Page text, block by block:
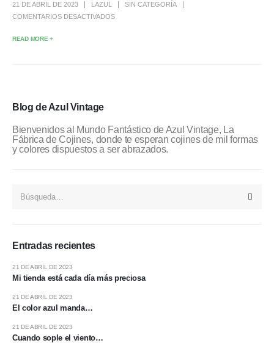
21 DE ABRIL DE 2023 LAZUL
SIN CATEGORÍA
COMENTARIOS DESACTIVADOS
READ MORE +
Blog de Azul Vintage
Bienvenidos al Mundo Fantástico de Azul Vintage, La
Fábrica de Cojines, donde te esperan cojines de mil formas
y colores dispuestos a ser abrazados.
Entradas recientes
Mi tienda está cada día más preciosa
21 DE ABRIL DE 2023
El color azul manda…
21 DE ABRIL DE 2023
Cuando sople el viento…
21 DE ABRIL DE 2023